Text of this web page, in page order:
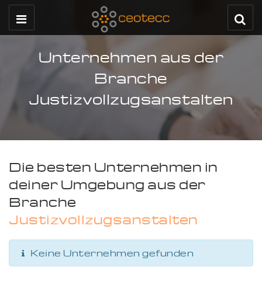
Unternehmen aus der
Branche
Justizvollzugsanstalten
Die besten Unternehmen in
deiner Umgebung aus der
Branche
Justizvollzugsanstalten
Keine Unternehmen gefunden